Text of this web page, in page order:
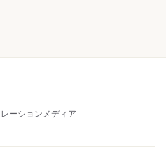
ーションメディア